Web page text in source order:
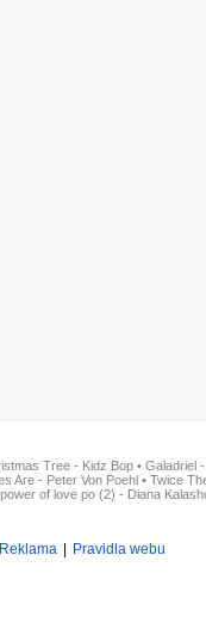
Tree - Kidz Bop • Galadriel
Are - Peter Von Poehl • Twice
of love po (2) - Diana
Reklama Pravidla webu